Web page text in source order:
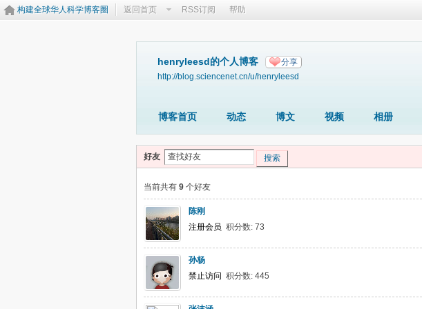
构建全球华人科学博客圈 返回首页 RSS订阅 帮助
henryleesd的个人博客 分享
http://blog.sciencenet.cn/u/henryleesd
博客首页 动态 博文 视频 相册
好友 搜索
当前共有 9 个好友
陈刚
注册会员 积分数: 73
孙杨
禁止访问 积分数: 445